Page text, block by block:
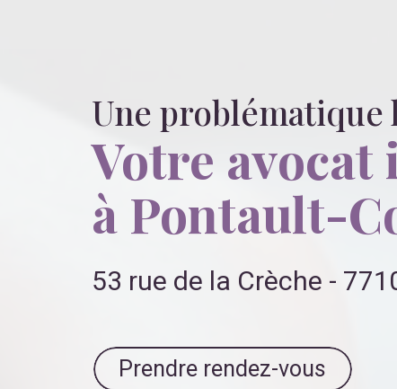
Une problématique
Votre
à Pontault-
53 rue de la Crèche -
Prendre rendez-vous